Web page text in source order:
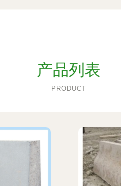
产品列表
PRODUCT